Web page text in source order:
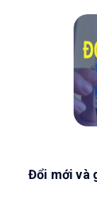
Đổi mới và